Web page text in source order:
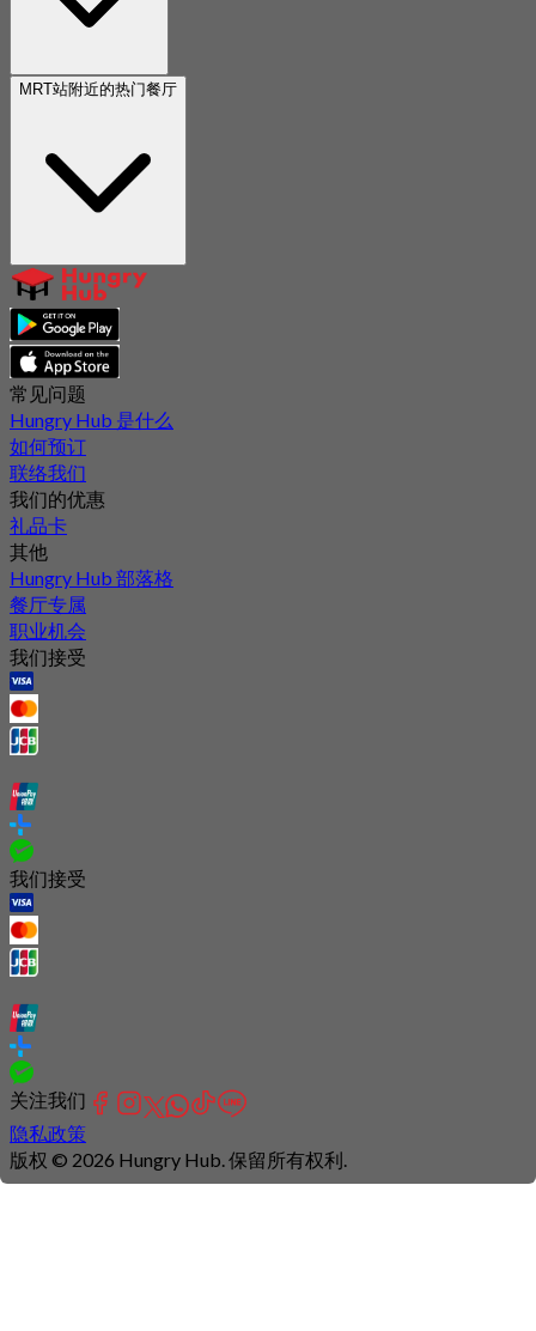
MRT站附近的热门餐厅
常见问题
Hungry Hub 是什么
如何预订
联络我们
我们的优惠
礼品卡
其他
Hungry Hub 部落格
餐厅专属
职业机会
我们接受
我们接受
关注我们
隐私政策
版权 © 2026 Hungry Hub. 保留所有权利.
Connection